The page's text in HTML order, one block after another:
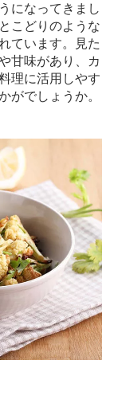
になってきまし
こどりのような
ています。見た
甘味があり、カ
理に活用しやす
がでしょうか。